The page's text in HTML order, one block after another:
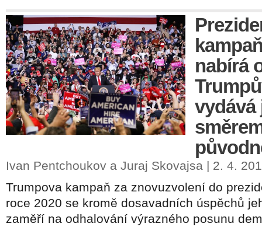
nabírá
vydává
Ivan Pentchoukov a Juraj Skovajsa | 2. 4.
Trumpova kampaň za znovuzvolení do
roce 2020 se kromě dosavadních úspěchů
zaměří na odhalování výrazného posunu